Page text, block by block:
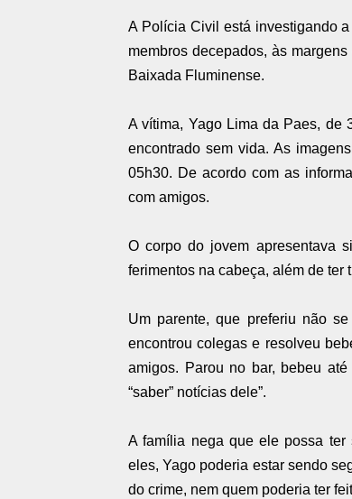
A Polícia Civil está investigando
membros decepados, às
Baixada Fluminense.
A vítima, Yago Lima da Paes, de
encontrado sem vida. As
05h30. De acordo com as
com amigos.
O corpo do jovem apresentava
ferimentos na cabeça, além de ter
Um parente, que preferiu não
encontrou colegas e resolveu
amigos. Parou no bar, bebeu
“saber” notícias dele”.
A família nega que ele possa ter
eles, Yago poderia estar sendo
do crime, nem quem poderia ter